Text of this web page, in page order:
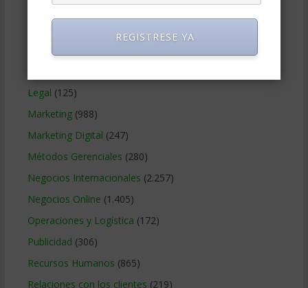
Estrategia Empresarial(304)
Gerencia social y ambiental
Legal (125)
Marketing(988)
Marketing Digital (247)
Métodos Gerenciales (280)
Negocios Internacionales (2.257)
Negocios Online (1.405)
Operaciones y Logística (172)
Publicidad (306)
Recursos Humanos (865)
Relaciones con los clientes (219)
REGISTRESE YA